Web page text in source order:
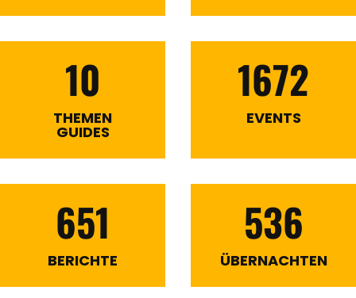
10
THEMEN
GUIDES
1672
EVENTS
651
BERICHTE
536
ÜBERNACHTEN